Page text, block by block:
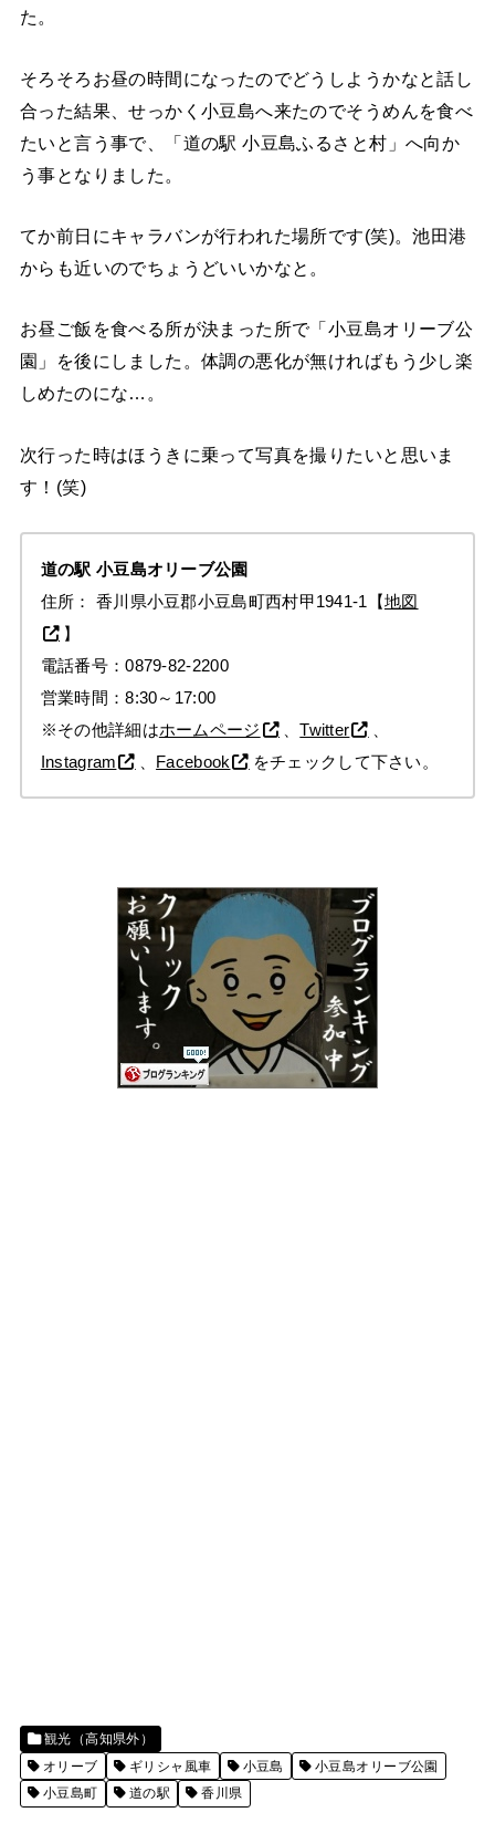
た。
そろそろお昼の時間になったのでどうしようかなと話し
合った結果、せっかく小豆島へ来たのでそうめんを食べ
たいと言う事で、「道の駅 小豆島ふるさと村」へ向か
う事となりました。
てか前日にキャラバンが行われた場所です(笑)。池田港
からも近いのでちょうどいいかなと。
お昼ご飯を食べる所が決まった所で「小豆島オリーブ公
園」を後にしました。体調の悪化が無ければもう少し楽
しめたのにな…。
次行った時はほうきに乗って写真を撮りたいと思いま
す！(笑)
道の駅 小豆島オリーブ公園
住所： 香川県小豆郡小豆島町西村甲1941-1【地図
】
電話番号：0879-82-2200
営業時間：8:30～17:00
※その他詳細はホームページ 、Twitter
Instagram
Facebook をチェックして下さい。
観光（高知県外）
オリーブ
ギリシャ風車 小豆島
小豆島オリーブ公園
小豆島町
道の駅 香川県